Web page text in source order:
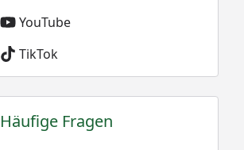
YouTube
TikTok
Häufige Fragen